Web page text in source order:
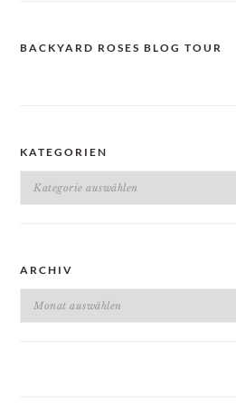
BACKYARD ROSES BLOG TOUR
KATEGORIEN
Kategorien
ARCHIV
Archiv